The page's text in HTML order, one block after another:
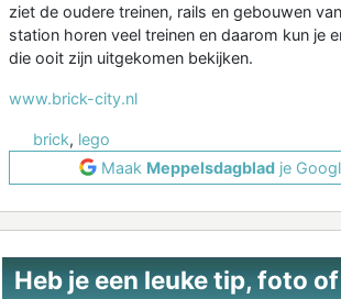
ziet de oudere treinen, rails en gebouwen
station horen veel treinen en daarom kun je
die ooit zijn uitgekomen bekijken.
www.brick-city.nl
brick, lego
Maak Meppelsdagblad je
Heb je een leuke tip, foto